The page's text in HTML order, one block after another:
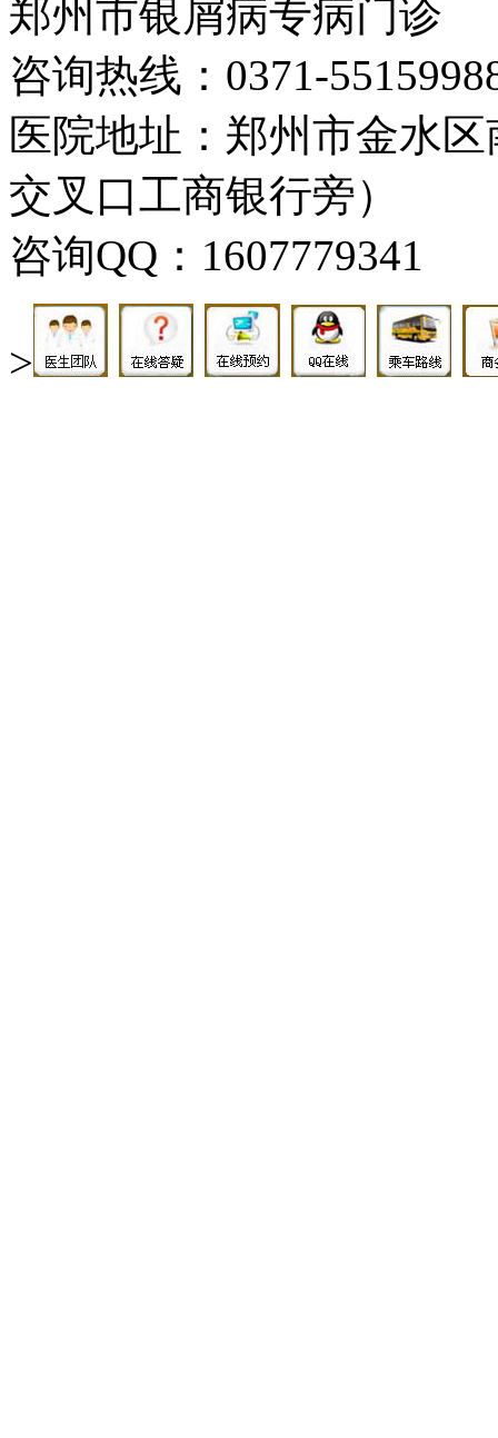
郑州市银屑病专病门诊
咨询热线：0371-
医院地址：郑州市金水
交叉口工商银行旁）
咨询QQ：1607779341
>